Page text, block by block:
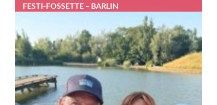
FESTI-FOSSETTE – BARLIN